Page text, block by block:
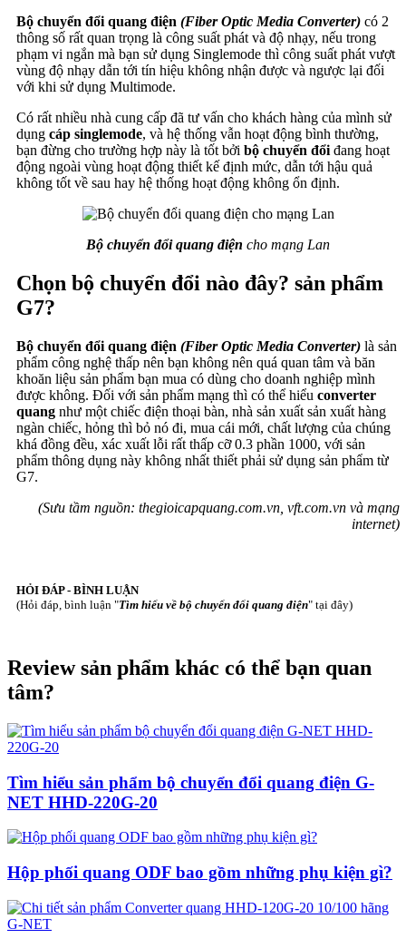
Bộ chuyển đổi quang điện (Fiber Optic Media Converter) có 2
thông số rất quan trọng là công suất phát và độ nhạy, nếu trong
phạm vi ngắn mà bạn sử dụng Singlemode thì công suất phát vượt
vùng độ nhạy dẫn tới tín hiệu không nhận được và ngược lại đối
với khi sử dụng Multimode.
Có rất nhiều nhà cung cấp đã tư vấn cho khách hàng của mình sử
dụng cáp singlemode, và hệ thống vẫn hoạt động bình thường,
bạn đừng cho trường hợp này là tốt bởi bộ chuyển đổi đang hoạt
động ngoài vùng hoạt động thiết kế định mức, dẫn tới hậu quả
không tốt về sau hay hệ thống hoạt động không ổn định.
Bộ chuyển đổi quang điện cho mạng Lan
Chọn bộ chuyển đổi nào đây? sản phẩm
G7?
Bộ chuyển đổi quang điện (Fiber Optic Media Converter) là sản
phẩm công nghệ thấp nên bạn không nên quá quan tâm và băn
khoăn liệu sản phẩm bạn mua có dùng cho doanh nghiệp mình
được không. Đối với sản phẩm mạng thì có thể hiểu converter
quang như một chiếc điện thoại bàn, nhà sản xuất sản xuất hàng
ngàn chiếc, hỏng thì bỏ nó đi, mua cái mới, chất lượng của chúng
khá đồng đều, xác xuất lỗi rất thấp cỡ 0.3 phần 1000, với sản
phẩm thông dụng này không nhất thiết phải sử dụng sản phẩm từ
G7.
(Sưu tầm nguồn: thegioicapquang.com.vn, vft.com.vn và mạng
internet)
HỎI ĐÁP - BÌNH LUẬN
(Hỏi đáp, bình luận "Tìm hiểu về bộ chuyển đổi quang điện" tại đây)
Review sản phẩm khác có thể bạn quan
tâm?
Tìm hiểu sản phẩm bộ chuyển đổi quang điện G-
NET HHD-220G-20
Hộp phối quang ODF bao gồm những phụ kiện gì?